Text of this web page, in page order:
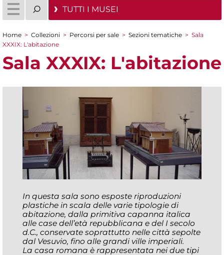
TUTTI I MUSEI
Tu sei qui
Home > Collezioni > Percorsi per sale > Sezioni tematiche > Sala
XXXIX: L'abitazione
Sala XXXIX: L'abitazione
In questa sala sono esposte riproduzioni
plastiche in scala delle varie tipologie di
abitazione, dalla primitiva capanna italica
alle case dell’età repubblicana e del I secolo
d.C., conservate soprattutto nelle città sepolte
dal Vesuvio, fino alle grandi ville imperiali.
La casa romana è rappresentata nei due tipi